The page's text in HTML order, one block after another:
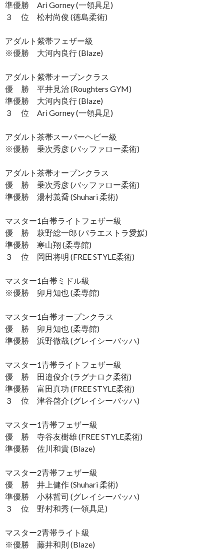
準優勝 Ari Gorney (一領具足)
３ 位 松村尚俊 (徳島柔術)
アダルト紫帯フェザー級
※優勝 大河内良行 (Blaze)
アダルト紫帯オープンクラス
優 勝 平井見治 (Roughters GYM)
準優勝 大河内良行 (Blaze)
３ 位 Ari Gorney (一領具足)
アダルト茶帯スーパーヘビー級
※優勝 乗次秀彦 (バッファロー柔術)
アダルト茶帯オープンクラス
優 勝 乗次秀彦 (バッファロー柔術)
準優勝 湯村義喬 (Shuhari 柔術)
マスター1白帯ライトフェザー級
優 勝 萩野総一郎 (パラエストラ愛媛)
準優勝 寒山翔 (柔専館)
３ 位 岡田将明 (FREE STYLE柔術)
マスター1白帯ミドル級
※優勝 卯月知也 (柔専館)
マスター1白帯オープンクラス
優 勝 卯月知也 (柔専館)
準優勝 浜野徹哉 (グレイシーバッハ)
マスター1青帯ライトフェザー級
優 勝 田邉俊介 (ラグナロク柔術)
準優勝 富田真功 (FREE STYLE柔術)
３ 位 津谷啓介 (グレイシーバッハ)
マスター1青帯フェザー級
優 勝 寺谷友樹雄 (FREE STYLE柔術)
準優勝 佐川和貴 (Blaze)
マスター2青帯フェザー級
優 勝 井上健作 (Shuhari 柔術)
準優勝 小林哲司 (グレイシーバッハ)
３ 位 野村和秀 (一領具足)
マスター2青帯ライト級
※優勝 藤井和則 (Blaze)